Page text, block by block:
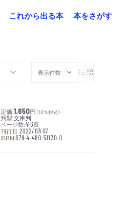
これから出る本
本をさがす
定価:1,650円 （10％税込）
判型:文庫判
ページ数:416頁
刊行日:2022/07/07
ISBN:978-4-480-51130-0